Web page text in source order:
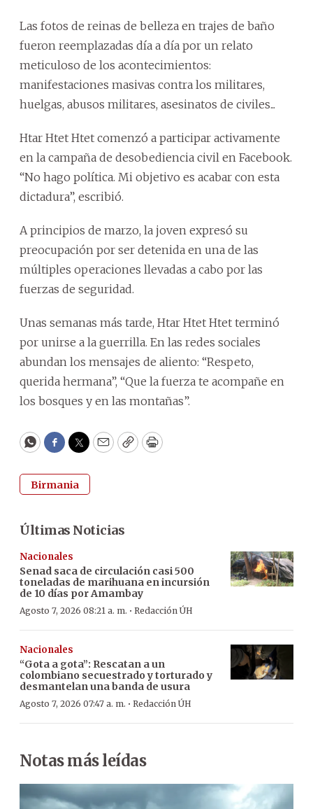
Las fotos de reinas de belleza en trajes de baño
fueron reemplazadas día a día por un relato
meticuloso de los acontecimientos:
manifestaciones masivas contra los militares,
huelgas, abusos militares, asesinatos de civiles...
Htar Htet Htet comenzó a participar activamente
en la campaña de desobediencia civil en Facebook.
“No hago política. Mi objetivo es acabar con esta
dictadura”, escribió.
A principios de marzo, la joven expresó su
preocupación por ser detenida en una de las
múltiples operaciones llevadas a cabo por las
fuerzas de seguridad.
Unas semanas más tarde, Htar Htet Htet terminó
por unirse a la guerrilla. En las redes sociales
abundan los mensajes de aliento: “Respeto,
querida hermana”, “Que la fuerza te acompañe en
los bosques y en las montañas”.
WhatsApp
Facebook
Twitter
EmailCopyPrint
Birmania
Últimas Noticias
Nacionales
Senad saca de circulación casi 500
toneladas de marihuana en incursión
de 10 días por Amambay
Agosto 7, 2026 08:21 a. m. · Redacción ÚH
Nacionales
“Gota a gota”: Rescatan a un
colombiano secuestrado y torturado y
desmantelan una banda de usura
Agosto 7, 2026 07:47 a. m. · Redacción ÚH
Notas más leídas